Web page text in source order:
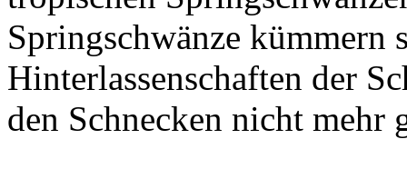
Springschwänze kümmern
Hinterlassenschaften der
den Schnecken nicht mehr